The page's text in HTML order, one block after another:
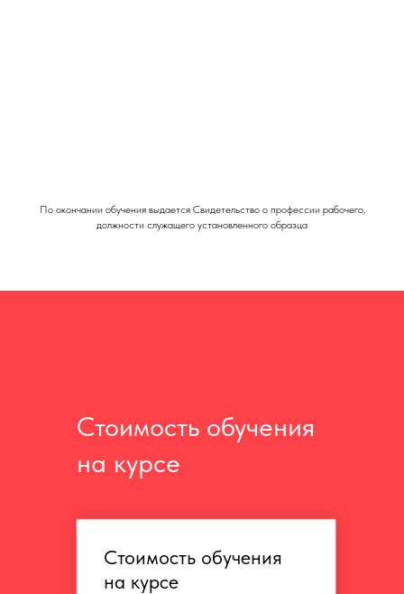
По окончании обучения выдается Свидетельство о профессии рабочего,
должности служащего установленного образца
Стоимость обучения
на курсе
Стоимость обучения
на курсе